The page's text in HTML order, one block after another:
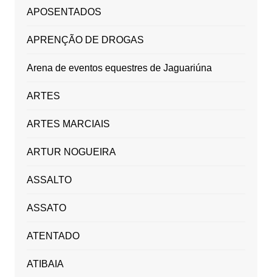
APOSENTADOS
APRENÇÃO DE DROGAS
Arena de eventos equestres de Jaguariúna
ARTES
ARTES MARCIAIS
ARTUR NOGUEIRA
ASSALTO
ASSATO
ATENTADO
ATIBAIA